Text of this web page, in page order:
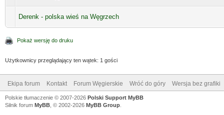
Derenk - polska wieś na Węgrzech
Pokaż wersję do druku
Użytkownicy przeglądający ten wątek: 1 gości
Ekipa forum Kontakt Forum Węgierskie Wróć do góry Wersja bez grafiki
Polskie tłumaczenie © 2007-2026 Polski Support MyBB
Silnik forum MyBB , © 2002-2026 MyBB Group